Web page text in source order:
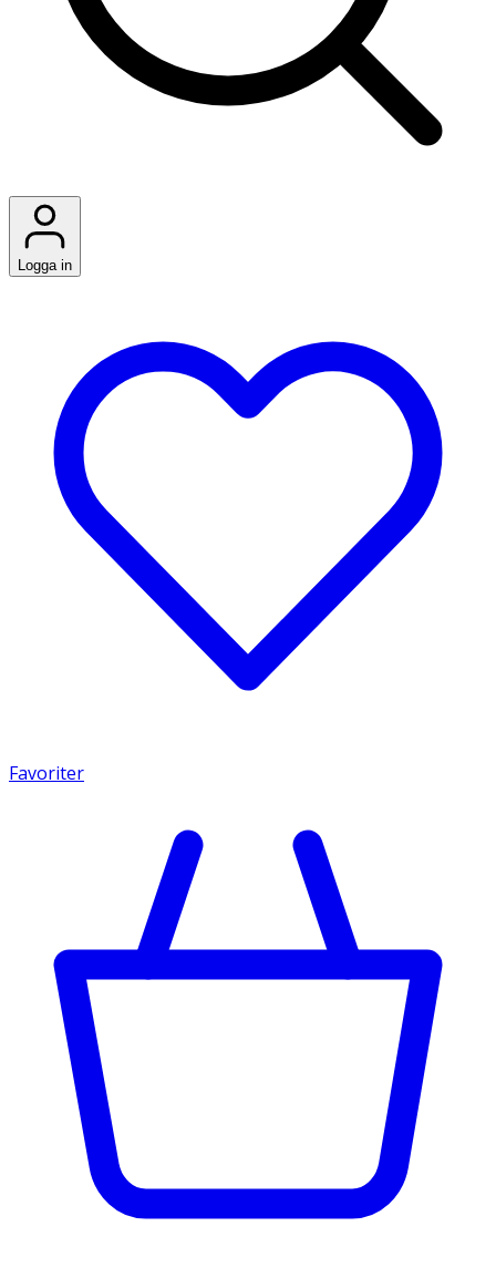
Logga in
Favoriter